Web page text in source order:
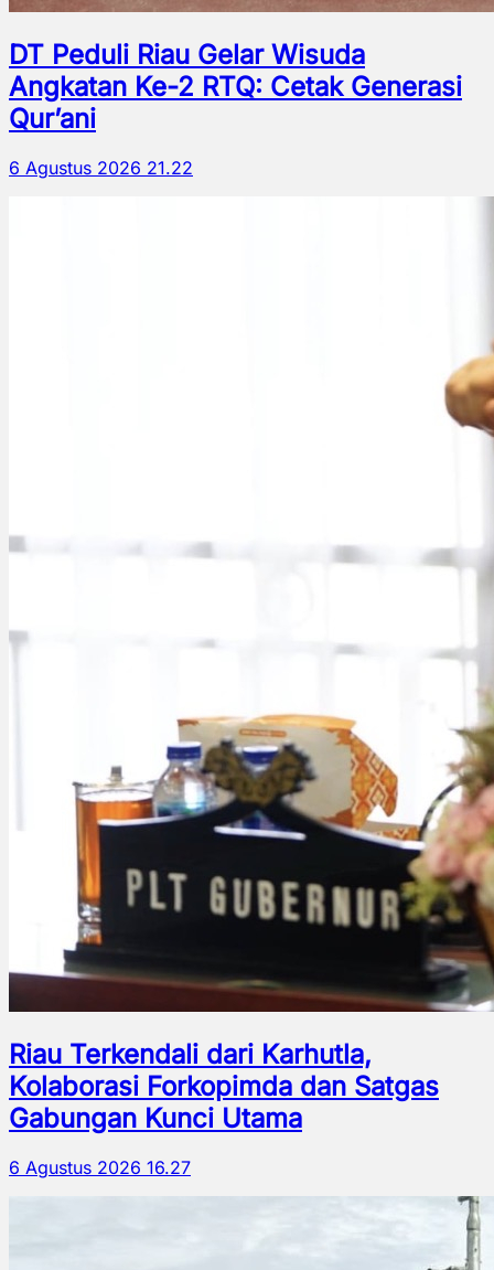
DT Peduli Riau Gelar Wisuda
Angkatan Ke-2 RTQ: Cetak Generasi
Qur’ani
6 Agustus 2026 21.22
Riau Terkendali dari Karhutla,
Kolaborasi Forkopimda dan Satgas
Gabungan Kunci Utama
6 Agustus 2026 16.27